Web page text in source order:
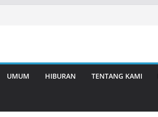
UMUM HIBURAN TENTANG KAMI